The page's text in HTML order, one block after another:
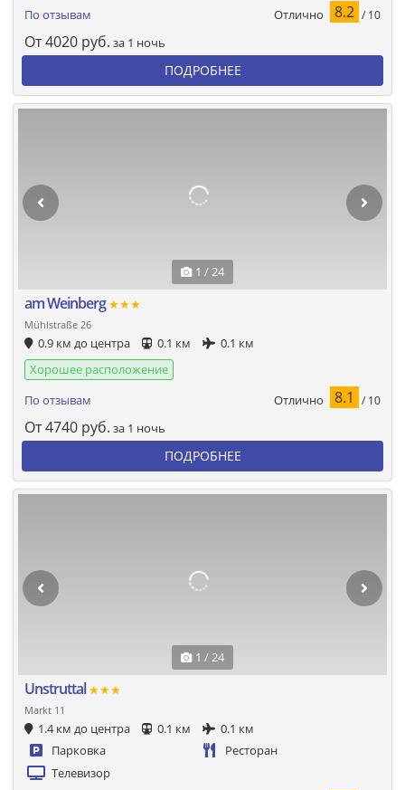
По отзывам Отлично 8.2 / 10
От4020 руб. за 1 ночь
ПОДРОБНЕЕ
1 / 24
am Weinberg★★★
Mühlstraße 26
0.9 км до центра 0.1 км
0.1 км
Хорошее расположение
По отзывам
Отлично 8.1 / 10
От4740 руб. за 1 ночь
ПОДРОБНЕЕ
1 / 24
Unstruttal★★★
Markt 11
1.4 км до центра 0.1 км
0.1 км
Парковка
Ресторан
Телевизор